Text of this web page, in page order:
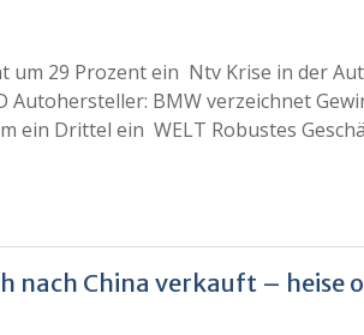
um 29 Prozent ein Ntv Krise in der
BMW verzeichnet
ein Drittel ein WELT Robustes
nach China verkauft – heise